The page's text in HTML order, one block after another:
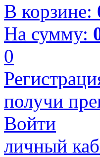
В корзине:
На сумму:
0
получи
Войти
личный